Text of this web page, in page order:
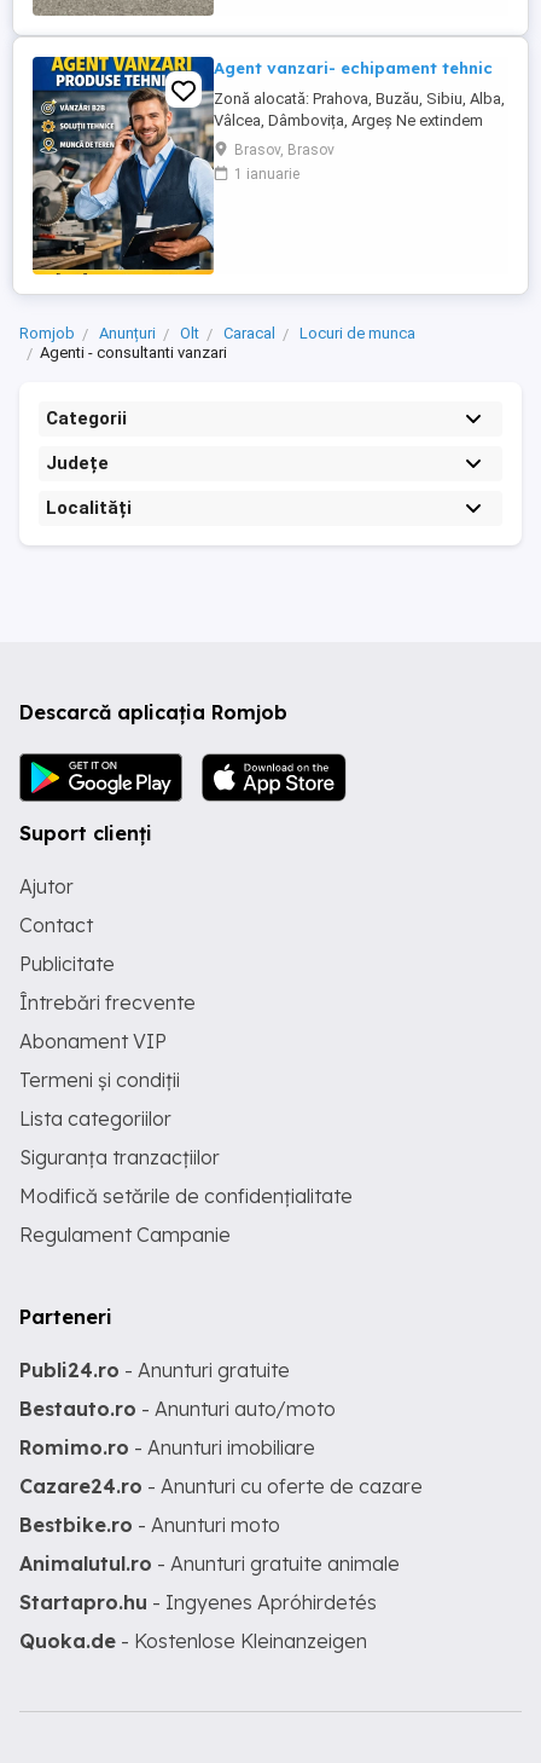
Agent vanzari- echipament tehnic
Zonă alocată: Prahova, Buzău, Sibiu, Alba,
Vâlcea, Dâmbovița, Argeș Ne extindem
echipa de vânzări și căutăm un Agent
Vânzări Soluții Tehnice, orientat către
rezultate, cu experiență în vânzări B2B și
Brasov, Brasov
1 ianuarie
Romjob Anunțuri Olt Caracal
Locuri de munca
Agenti - consultanti vanzari
Categorii
Județe
Localități
Descarcă aplicația Romjob
Suport clienți
Ajutor
Contact
Publicitate
Întrebări frecvente
Abonament VIP
Termeni și condiții
Lista categoriilor
Siguranța tranzacțiilor
Modifică setările de confidențialitate
Regulament Campanie
Parteneri
Publi24.ro - Anunturi gratuite
Bestauto.ro - Anunturi auto/moto
Romimo.ro - Anunturi imobiliare
Cazare24.ro - Anunturi cu oferte de cazare
Bestbike.ro - Anunturi moto
Animalutul.ro - Anunturi gratuite animale
Startapro.hu - Ingyenes Apróhirdetés
Quoka.de - Kostenlose Kleinanzeigen